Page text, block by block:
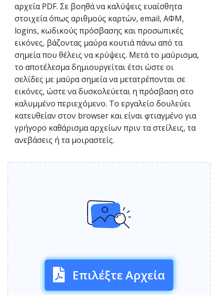
αρχεία PDF. Σε βοηθά να καλύψεις ευαίσθητα
στοιχεία όπως αριθμούς καρτών, email, ΑΦΜ,
logins, κωδικούς πρόσβασης και προσωπικές
εικόνες, βάζοντας μαύρα κουτιά πάνω από τα
σημεία που θέλεις να κρύψεις. Μετά το μαύρισμα,
το αποτέλεσμα δημιουργείται έτσι ώστε οι
σελίδες με μαύρα σημεία να μετατρέπονται σε
εικόνες, ώστε να δυσκολεύεται η πρόσβαση στο
καλυμμένο περιεχόμενο. Το εργαλείο δουλεύει
κατευθείαν στον browser και είναι φτιαγμένο για
γρήγορο καθάρισμα αρχείων πριν τα στείλεις, τα
ανεβάσεις ή τα μοιραστείς.
Επιλέξτε Αρχεία